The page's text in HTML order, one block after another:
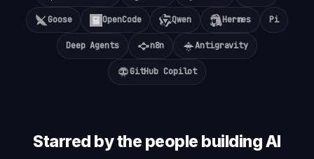
Goose OpenCode Qwen Hermes Pi
Deep Agents n8n Antigravity
GitHub Copilot
Starred by the people building AI